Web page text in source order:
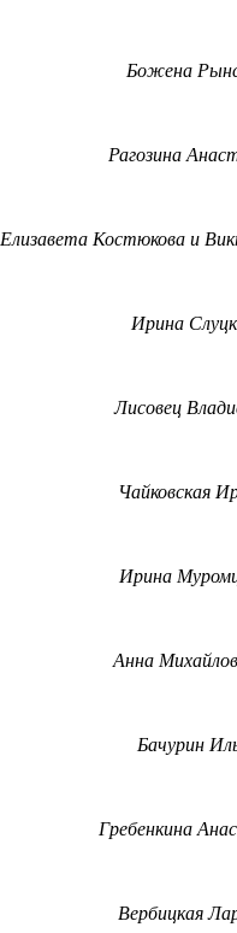
Божена
Рагозина
Елизавета Костюкова и
Ирина
Лисовец
Чайковская
Ирина
Анна
Бачурин
Гребенкина
Вербицкая